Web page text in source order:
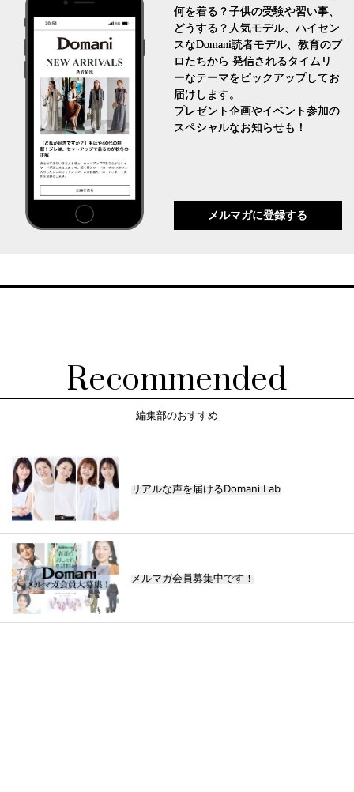
何を着る？子供の受験や習い事、
どうする？人気モデル、ハイセン
スなDomani読者モデル、教育のプ
ロたちから 発信されるタイムリ
ーなテーマをピックアップしてお
届けします。
プレゼント企画やイベント参加の
スペシャルなお知らせも！
メルマガに登録する
Recommended
編集部のおすすめ
リアルな声を届けるDomani Lab
メルマガ会員募集中です！